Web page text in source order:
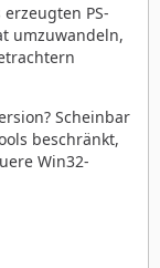
PS-
umzuwandeln,
Scheinbar
beschränkt,
Win32-